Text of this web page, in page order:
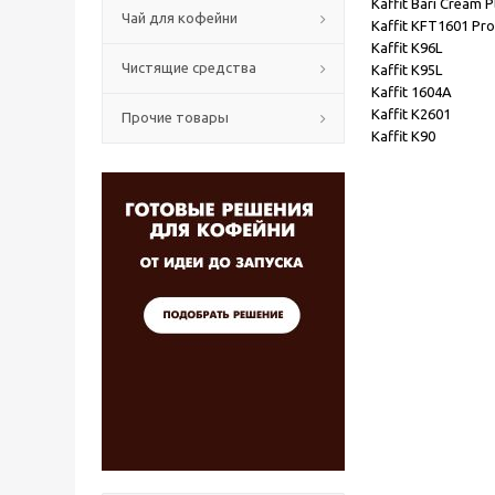
Чай для кофейни
Чистящие средства
Прочие товары
Kaffit Bari Cream
Kaffit KFT1601 Pro
Kaffit K96L
Kaffit K95L
Kaffit 1604A
Kaffit K2601
Kaffit K90